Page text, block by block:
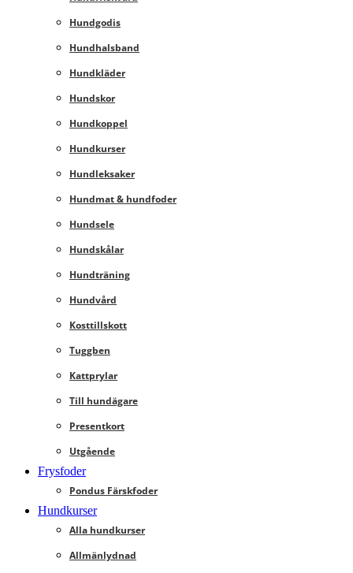
Hundgodis
Hundhalsband
Hundkläder
Hundskor
Hundkoppel
Hundkurser
Hundleksaker
Hundmat & hundfoder
Hundsele
Hundskålar
Hundträning
Hundvård
Kosttillskott
Tuggben
Kattprylar
Till hundägare
Presentkort
Utgående
Frysfoder
Pondus Färskfoder
Hundkurser
Alla hundkurser
Allmänlydnad